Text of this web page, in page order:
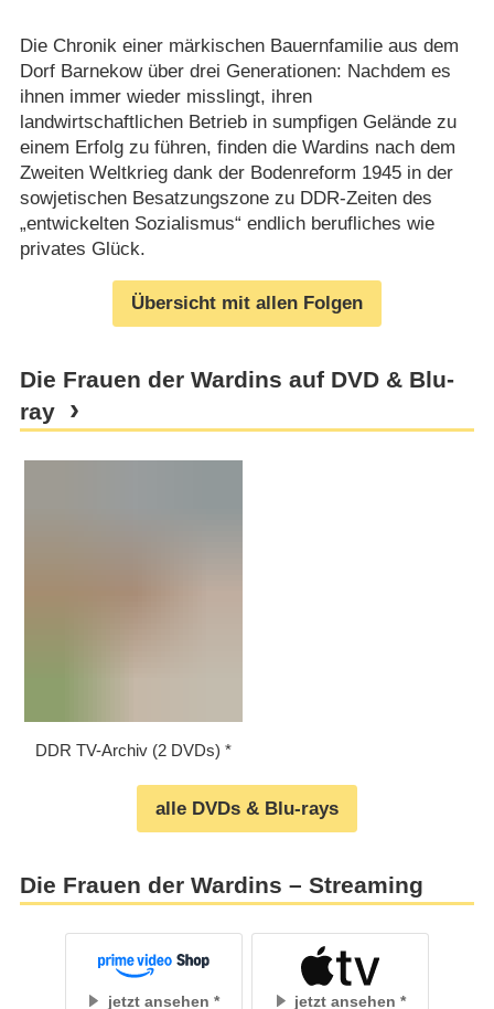
Die Chronik einer märkischen Bauernfamilie aus dem
Dorf Barnekow über drei Generationen: Nachdem es
ihnen immer wieder misslingt, ihren
landwirtschaftlichen Betrieb in sumpfigen Gelände zu
einem Erfolg zu führen, finden die Wardins nach dem
Zweiten Weltkrieg dank der Bodenreform 1945 in der
sowjetischen Besatzungszone zu DDR-Zeiten des
„entwickelten Sozialismus“ endlich berufliches wie
privates Glück.
Übersicht mit allen Folgen
Die Frauen der Wardins auf DVD & Blu-
ray
DDR TV-Archiv (2 DVDs)
alle DVDs & Blu-rays
Die Frauen der Wardins – Streaming
jetzt ansehen jetzt ansehen